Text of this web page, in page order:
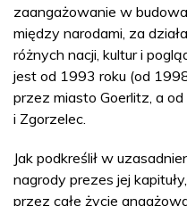
zaangażowanie w
między narodami, za
różnych nacji, kultur i
jest od 1993 roku (od
przez miasto Goerlitz, a
i Zgorzelec.
Jak podkreślił w
nagrody prezes jej
przez całe życie